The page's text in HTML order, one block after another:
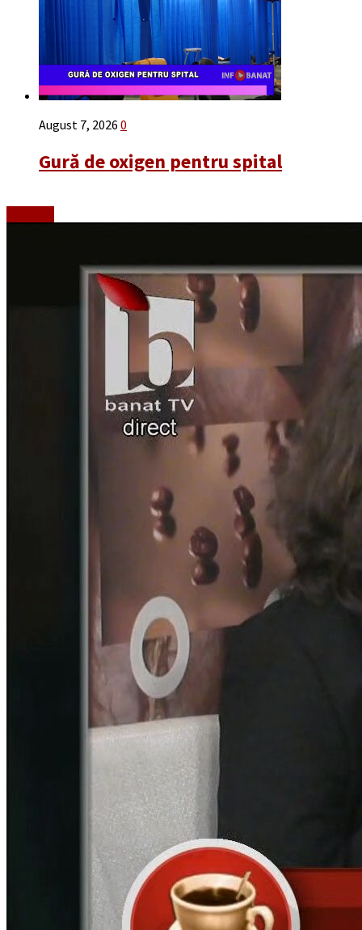
August 7, 2026 0
Gură de oxigen pentru spital